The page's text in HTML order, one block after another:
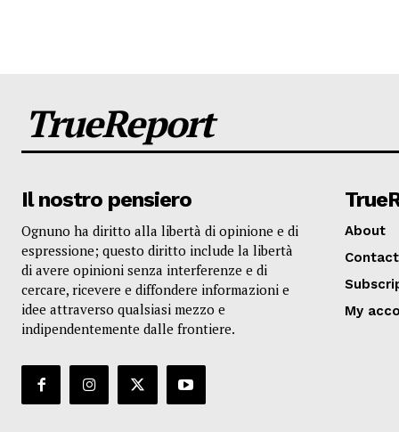
TrueReport
Il nostro pensiero
Ognuno ha diritto alla libertà di opinione e di
espressione; questo diritto include la libertà
di avere opinioni senza interferenze e di
cercare, ricevere e diffondere informazioni e
idee attraverso qualsiasi mezzo e
indipendentemente dalle frontiere.
About
My